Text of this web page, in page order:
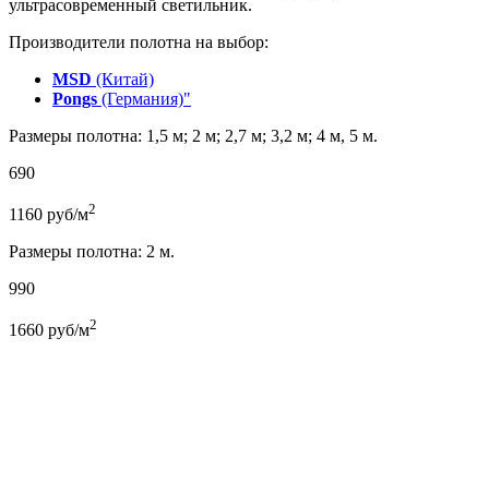
ультрасовременный светильник.
Производители полотна на выбор:
MSD (Китай)
Pongs (Германия)"
Размеры полотна: 1,5 м; 2 м; 2,7 м; 3,2 м; 4 м, 5 м.
690
1160 руб/м2
Размеры полотна: 2 м.
990
1660 руб/м2